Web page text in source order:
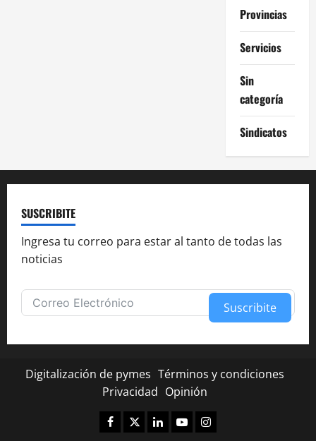
Provincias
Servicios
Sin
categoría
Sindicatos
SUSCRIBITE
Ingresa tu correo para estar al tanto de todas las
noticias
Suscribite
Digitalización de pymes Términos y condiciones
Privacidad Opinión
Facebook
TwitterLinkedinYoutubeInstagram